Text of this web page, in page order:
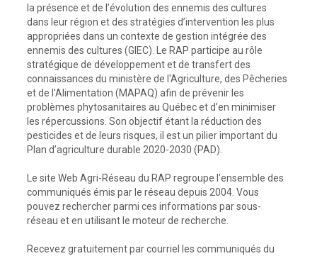
la présence et de l’évolution des ennemis des cultures
dans leur région et des stratégies d’intervention les plus
appropriées dans un contexte de gestion intégrée des
ennemis des cultures (GIEC). Le RAP participe au rôle
stratégique de développement et de transfert des
connaissances du ministère de l'Agriculture, des Pêcheries
et de l'Alimentation (MAPAQ) afin de prévenir les
problèmes phytosanitaires au Québec et d’en minimiser
les répercussions. Son objectif étant la réduction des
pesticides et de leurs risques, il est un pilier important du
Plan d’agriculture durable 2020-2030 (PAD).
Le site Web Agri-Réseau du RAP regroupe l’ensemble des
communiqués émis par le réseau depuis 2004. Vous
pouvez rechercher parmi ces informations par sous-
réseau et en utilisant le moteur de recherche.
Recevez gratuitement par courriel les communiqués du